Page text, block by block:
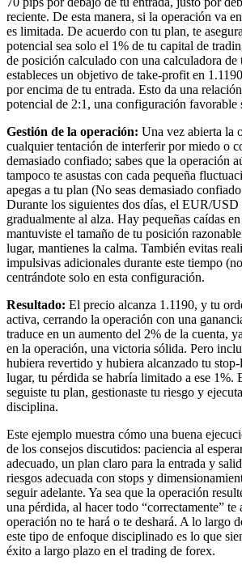
reciente. De esta manera, si la operación va
es limitada. De acuerdo con tu plan, te
potencial sea solo el 1% de tu capital de
de posición calculado con una calculadora de
estableces un objetivo de take-profit en
por encima de tu entrada. Esto da una
potencial de 2:1, una configuración favorable
Gestión de la operación: Una vez abierta la
cualquier tentación de interferir por miedo o
demasiado confiado; sabes que la operación
tampoco te asustas con cada pequeña
apegas a tu plan (No seas demasiado
Durante los siguientes dos días, el EUR/USD
gradualmente al alza. Hay pequeñas caídas
mantuviste el tamaño de tu posición
lugar, mantienes la calma. También evitas
impulsivas adicionales durante este tiempo
centrándote solo en esta configuración.
Resultado: El precio alcanza 1.1190, y tu
activa, cerrando la operación con una
traduce en un aumento del 2% de la cuenta,
en la operación, una victoria sólida. Pero
hubiera revertido y hubiera alcanzado tu
lugar, tu pérdida se habría limitado a ese 1%.
seguiste tu plan, gestionaste tu riesgo y
disciplina.
Este ejemplo muestra cómo una buena
de los consejos discutidos: paciencia al
adecuado, un plan claro para la entrada y
riesgos adecuada con stops y
seguir adelante. Ya sea que la operación
una pérdida, al hacer todo “correctamente” te
operación no te hará o te deshará. A lo largo
este tipo de enfoque disciplinado es lo que
éxito a largo plazo en el trading de forex.